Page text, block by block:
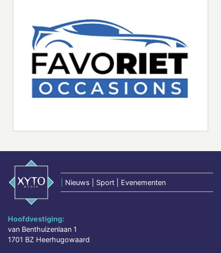
Nieuws | Sport | Evenementen
Hoofdvestiging:
van Benthuizenlaan 1
1701 BZ Heerhugowaard